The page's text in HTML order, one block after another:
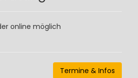
online möglich
Termine & Infos